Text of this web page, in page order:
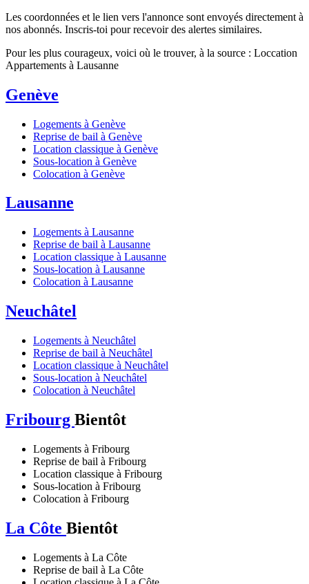
Les coordonnées et le lien vers l'annonce sont envoyés directement à
nos abonnés. Inscris-toi pour recevoir des alertes similaires.
Pour les plus courageux, voici où le trouver, à la source : Loccation
Appartements à Lausanne
Genève
Logements à Genève
Reprise de bail à Genève
Location classique à Genève
Sous-location à Genève
Colocation à Genève
Lausanne
Logements à Lausanne
Reprise de bail à Lausanne
Location classique à Lausanne
Sous-location à Lausanne
Colocation à Lausanne
Neuchâtel
Logements à Neuchâtel
Reprise de bail à Neuchâtel
Location classique à Neuchâtel
Sous-location à Neuchâtel
Colocation à Neuchâtel
Fribourg Bientôt
Logements à Fribourg
Reprise de bail à Fribourg
Location classique à Fribourg
Sous-location à Fribourg
Colocation à Fribourg
La Côte Bientôt
Logements à La Côte
Reprise de bail à La Côte